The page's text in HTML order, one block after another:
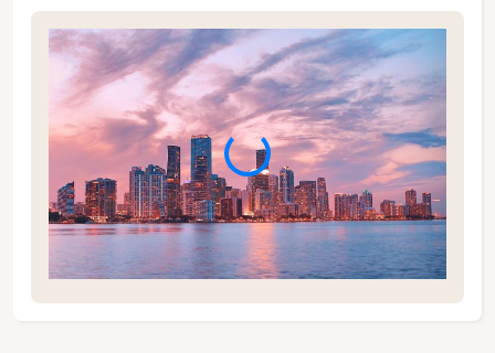
Rejs rozpoczynający się w Miami to doskonały